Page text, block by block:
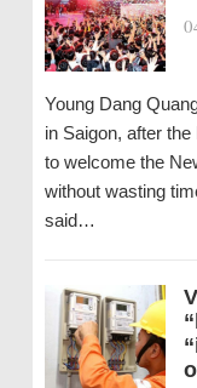
Young Dang
in Saigon, after
to welcome the
without wasting
said…